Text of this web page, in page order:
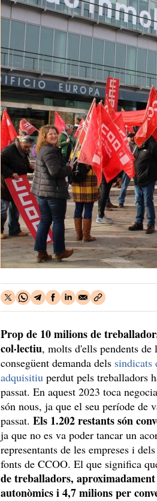
Prop de 10 milions de
col·lectiu, molts d'ells pendents
consegüent demanda dels sindicats
adquisitiu perdut pels treballadors
passat. En aquest 2023 toca
són nous, ja que el seu període de
passat. Els 1.202 restants són
ja que no es va poder tancar un
representants de les empreses i
fonts de CCOO. El que significa
de treballadors,
autonòmics i 4,7 milions per